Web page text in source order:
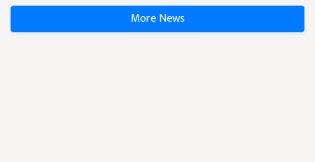
More News